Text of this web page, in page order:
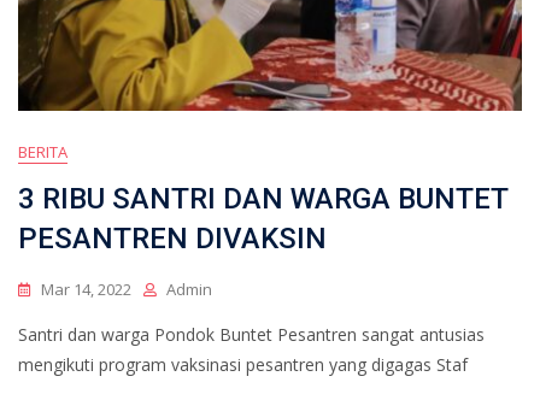
BERITA
3 RIBU SANTRI DAN WARGA BUNTET
PESANTREN DIVAKSIN
Mar 14, 2022 Admin
Santri dan warga Pondok Buntet Pesantren sangat antusias
mengikuti program vaksinasi pesantren yang digagas Staf